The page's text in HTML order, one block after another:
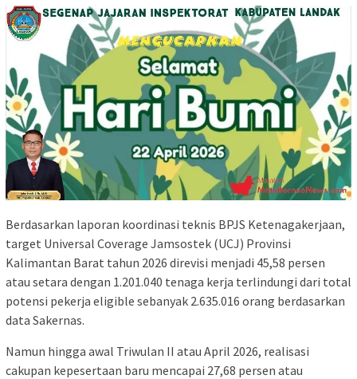
Berdasarkan laporan koordinasi teknis BPJS Ketenagakerjaan,
target Universal Coverage Jamsostek (UCJ) Provinsi
Kalimantan Barat tahun 2026 direvisi menjadi 45,58 persen
atau setara dengan 1.201.040 tenaga kerja terlindungi dari total
potensi pekerja eligible sebanyak 2.635.016 orang berdasarkan
data Sakernas.
Namun hingga awal Triwulan II atau April 2026, realisasi
cakupan kepesertaan baru mencapai 27,68 persen atau